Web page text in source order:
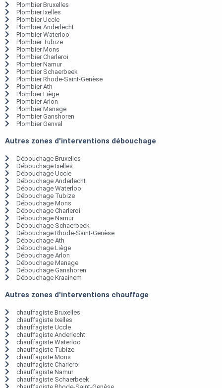
Plombier Bruxelles
Plombier Ixelles
Plombier Uccle
Plombier Anderlecht
Plombier Waterloo
Plombier Tubize
Plombier Mons
Plombier Charleroi
Plombier Namur
Plombier Schaerbeek
Plombier Rhode-Saint-Genèse
Plombier Ath
Plombier Liège
Plombier Arlon
Plombier Manage
Plombier Ganshoren
Plombier Genval
Autres zones d'interventions débouchage
Débouchage Bruxelles
Débouchage Ixelles
Débouchage Uccle
Débouchage Anderlecht
Débouchage Waterloo
Débouchage Tubize
Débouchage Mons
Débouchage Charleroi
Débouchage Namur
Débouchage Schaerbeek
Débouchage Rhode-Saint-Genèse
Débouchage Ath
Débouchage Liège
Débouchage Arlon
Débouchage Manage
Débouchage Ganshoren
Débouchage Kraainem
Autres zones d'interventions chauffage
chauffagiste Bruxelles
chauffagiste Ixelles
chauffagiste Uccle
chauffagiste Anderlecht
chauffagiste Waterloo
chauffagiste Tubize
chauffagiste Mons
chauffagiste Charleroi
chauffagiste Namur
chauffagiste Schaerbeek